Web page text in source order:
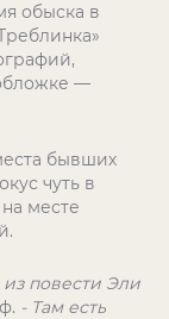
обыска в
—
бывших
чуть в
месте
повести Эли
- Там есть